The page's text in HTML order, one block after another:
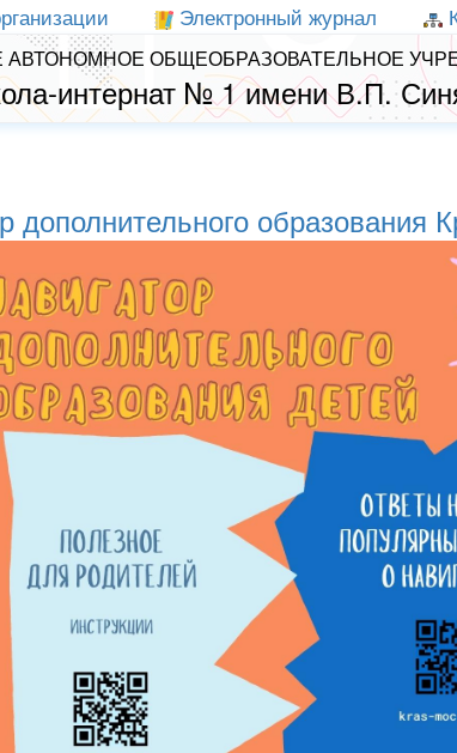
Электронный журнал
ОБЩЕОБРАЗОВАТЕЛЬНОЕ
интернат № 1 имени В.П.
дополнительного образования